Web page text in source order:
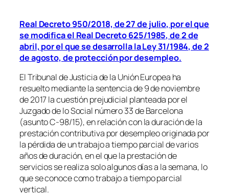
Real Decreto 950/2018, de 27 de julio, por el que
se modifica el Real Decreto 625/1985, de 2 de
abril, por el que se desarrolla la Ley 31/1984, de 2
de agosto, de protección por desempleo.
El Tribunal de Justicia de la Unión Europea ha
resuelto mediante la sentencia de 9 de noviembre
de 2017 la cuestión prejudicial planteada por el
Juzgado de lo Social número 33 de Barcelona
(asunto C-98/15), en relación con la duración de la
prestación contributiva por desempleo originada por
la pérdida de un trabajo a tiempo parcial de varios
años de duración, en el que la prestación de
servicios se realiza solo algunos días a la semana, lo
que se conoce como trabajo a tiempo parcial
vertical.